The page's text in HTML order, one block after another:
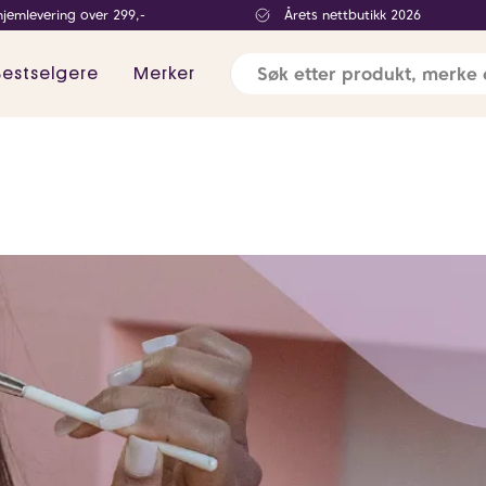
over 299,- Årets nettbutikk 2026
Merker